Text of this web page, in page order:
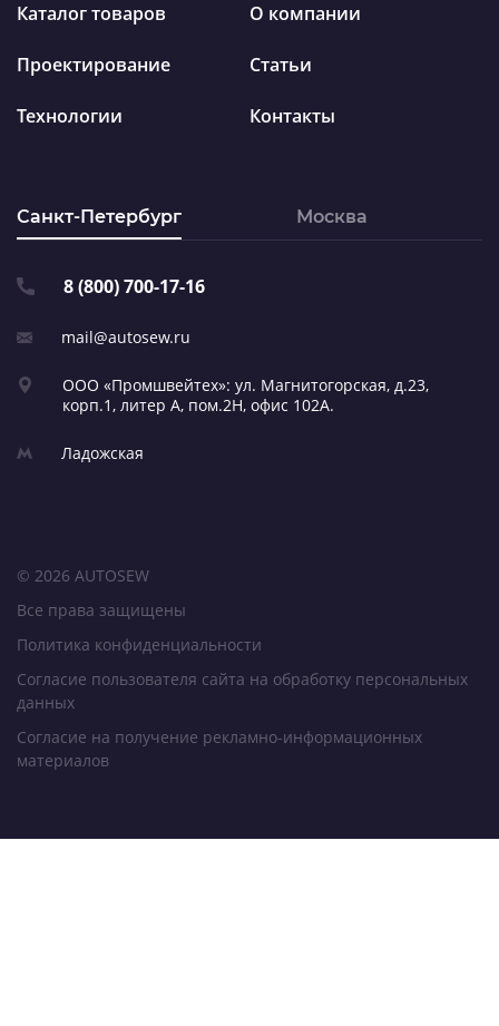
Каталог товаров
Проектирование
Технологии
О компании
Статьи
Контакты
Санкт-Петербург Москва
8 (800) 700-17-16
mail@autosew.ru
ООО «Промшвейтех»: ул. Магнитогорская, д.23,
корп.1, литер А, пом.2Н, офис 102А.
Ладожская
© 2026 AUTOSEW
Все права защищены
Политика конфиденциальности
Согласие пользователя сайта на обработку персональных
данных
Согласие на получение рекламно-информационных
материалов